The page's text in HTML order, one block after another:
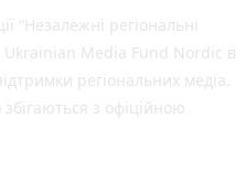
“Незалежні регіональні
Ukrainian Media Fund Nordic в
регіональних медіа.
з офіційною